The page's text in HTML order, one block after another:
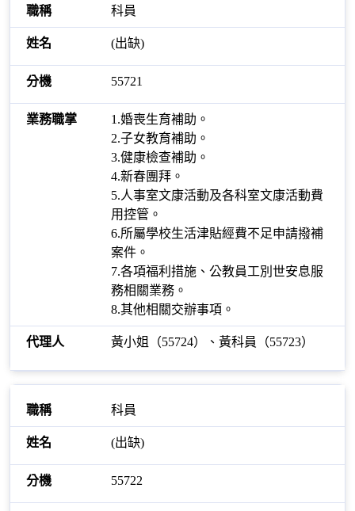
科員
(出缺)
55721
1.婚喪生育補助。
2.子女教育補助。
3.健康檢查補助。
4.新春團拜。
5.人事室文康活動及各科室文康活動費
用控管。
6.所屬學校生活津貼經費不足申請撥補
案件。
7.各項福利措施、公教員工別世安息服
務相關業務。
8.其他相關交辦事項。
黃小姐（55724）、黃科員（55723）
科員
(出缺)
55722